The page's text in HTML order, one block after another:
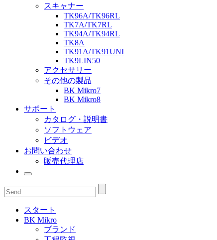
スキャナー
TK96A/TK96RL
TK7A/TK7RL
TK94A/TK94RL
TK8A
TK91A/TK91UNI
TK9LIN50
アクセサリー
その他の製品
BK Mikro7
BK Mikro8
サポート
カタログ・説明書
ソフトウェア
ビデオ
お問い合わせ
販売代理店
スタート
BK Mikro
ブランド